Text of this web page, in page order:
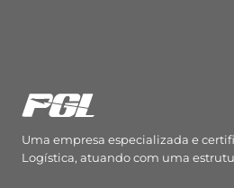
Uma empresa especializada e
Logística, atuando com uma